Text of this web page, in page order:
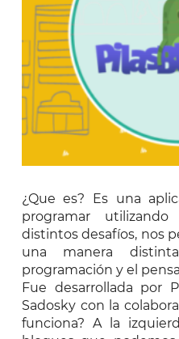
¿Que es? Es una
programar utilizando
distintos desafíos, nos
una manera
programación y el
Fue desarrollada por
Sadosky con la
funciona? A la